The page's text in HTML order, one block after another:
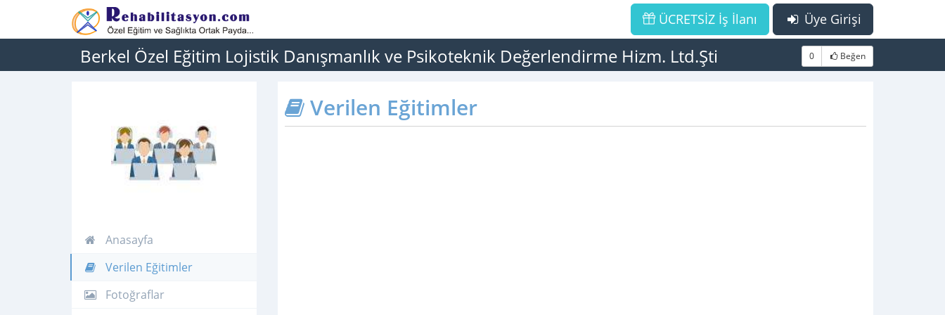
Üye Girişi
ÜCRETSİZ İş İlanı
Berkel Özel Eğitim Lojistik Danışmanlık ve Psikoteknik Değerlendirme Hizm. Ltd.Şti 0 Beğen
Anasayfa
Verilen Eğitimler
Fotoğraflar
Verilen Eğitimler